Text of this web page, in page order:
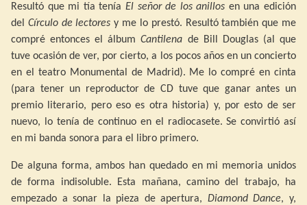
Resultó que mi tía tenía El señor de los anillos en una edición
del Círculo de lectores y me lo prestó. Resultó también que me
compré entonces el álbumCantilena de Bill Douglas (al que
tuve ocasión de ver, por cierto, a los pocos años en un concierto
en el teatro Monumental de Madrid). Me lo compré en cinta
(para tener un reproductor de CD tuve que ganar antes un
premio literario, pero eso es otra historia) y, por esto de ser
nuevo, lo tenía de continuo en el radiocasete. Se convirtió así
en mi banda sonora para el libro primero.
De alguna forma, ambos han quedado en mi memoria unidos
de forma indisoluble. Esta mañana, camino del trabajo, ha
empezado a sonar la pieza de apertura, Diamond Dance, y,